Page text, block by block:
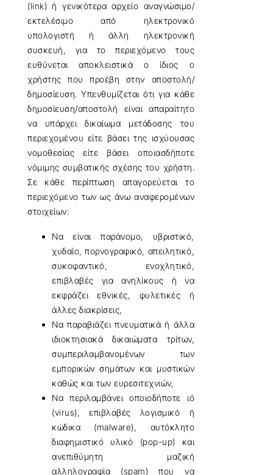
(link) ή γενικότερα αρχείο αναγνώσιμο/
εκτελέσιμο από ηλεκτρονικό
υπολογιστή ή άλλη ηλεκτρονική
συσκευή, για το περιεχόμενο τους
ευθύνεται αποκλειστικά ο ίδιος ο
χρήστης που προέβη στην αποστολή/
δημοσίευση. Υπενθυμίζεται ότι για κάθε
δημοσίευση/αποστολή είναι απαραίτητο
να υπάρχει δικαίωμα μετάδοσης του
περιεχομένου είτε βάσει της ισχύουσας
νομοθεσίας είτε βάσει οποιασδήποτε
νόμιμης συμβατικής σχέσης του χρήστη.
Σε κάθε περίπτωση απαγορεύεται το
περιεχόμενο των ως άνω αναφερομένων
στοιχείων:
Να είναι παράνομο, υβριστικό,
χυδαίο, πορνογραφικό, απειλητικό,
συκοφαντικό, ενοχλητικό,
επιβλαβές για ανηλίκους ή να
εκφράζει εθνικές, φυλετικές ή
άλλες διακρίσεις,
Να παραβιάζει πνευματικά ή άλλα
ιδιοκτησιακά δικαιώματα τρίτων,
συμπεριλαμβανομένων των
εμπορικών σημάτων και μυστικών
καθώς και των ευρεσιτεχνιών,
Να περιλαμβάνει οποιοδήποτε ιό
(virus), επιβλαβές λογισμικό ή
κώδικα (malware), αυτόκλητο
διαφημιστικό υλικό (pop-up) και
ανεπιθύμητη μαζική
αλληλογραφία (spam) που να